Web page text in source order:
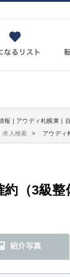
報 | アウディ札幌東 |
求人検索 アウディ
（3級